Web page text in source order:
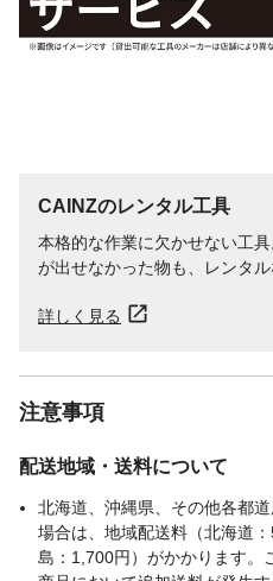
CAINZのレンタル工具
本格的な作業に欠かせない工
が出せなかった物も、レンタル
詳しく見る
注意事項
配送地域・送料について
北海道、沖縄県、その他各都
場合は、地域配送料（北海道
島：1,700円）がかかります。